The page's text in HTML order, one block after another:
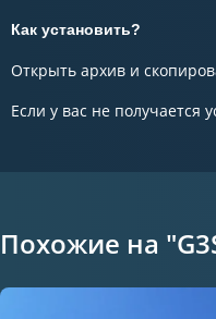
Как установить?
Открыть архив и
Если у вас не получается
Похожие на